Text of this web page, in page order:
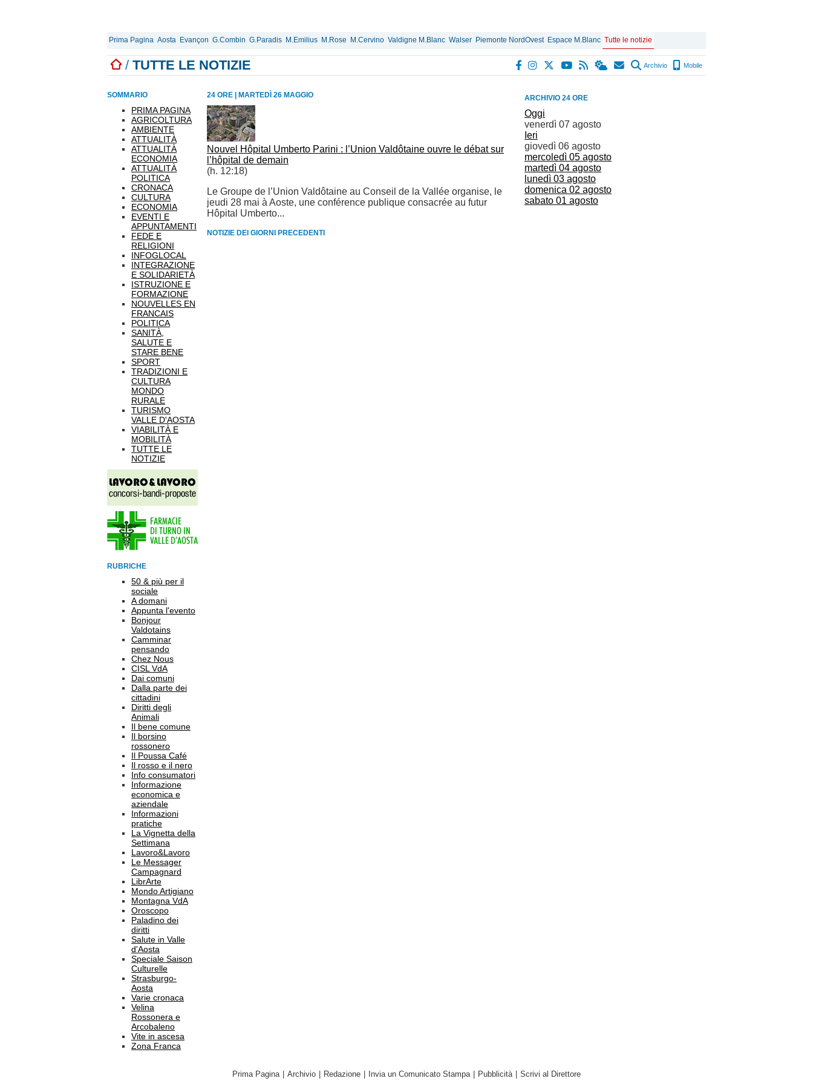
Prima Pagina Aosta Evançon G.Combin G.Paradis M.Emilius M.Rose M.Cervino Valdigne M.Blanc Walser Piemonte NordOvest Espace M.Blanc Tutte le notizie
/ TUTTE LE NOTIZIE Archivio Mobile
ARCHIVIO 24 ORE
Oggi
venerdì 07 agosto
Ieri
giovedì 06 agosto
mercoledì 05 agosto
martedì 04 agosto
lunedì 03 agosto
domenica 02 agosto
sabato 01 agosto
SOMMARIO
PRIMA PAGINA
AGRICOLTURA
AMBIENTE
ATTUALITÀ
ATTUALITÀ
ECONOMIA
ATTUALITÀ
POLITICA
CRONACA
CULTURA
ECONOMIA
EVENTI E
APPUNTAMENTI
FEDE E
RELIGIONI
INFOGLOCAL
INTEGRAZIONE
E SOLIDARIETÀ
ISTRUZIONE E
FORMAZIONE
NOUVELLES EN
FRANCAIS
POLITICA
SANITÀ,
SALUTE E
STARE BENE
SPORT
TRADIZIONI E
CULTURA
MONDO
RURALE
TURISMO
VALLE D'AOSTA
VIABILITÀ E
MOBILITÀ
TUTTE LE
NOTIZIE
RUBRICHE
50 & più per il
sociale
A domani
Appunta l'evento
Bonjour
Valdotains
Camminar
pensando
Chez Nous
CISL VdA
Dai comuni
Dalla parte dei
cittadini
Diritti degli
Animali
Il bene comune
Il borsino
rossonero
Il Poussa Café
Il rosso e il nero
Info consumatori
Informazione
economica e
aziendale
Informazioni
pratiche
La Vignetta della
Settimana
Lavoro&Lavoro
Le Messager
Campagnard
LibrArte
Mondo Artigiano
Montagna VdA
Oroscopo
Paladino dei
diritti
Salute in Valle
d'Aosta
Speciale Saison
Culturelle
Strasburgo-
Aosta
Varie cronaca
Velina
Rossonera e
Arcobaleno
Vite in ascesa
Zona Franca
24 ORE MARTEDÌ 26 MAGGIO
Nouvel Hôpital Umberto Parini : l’Union Valdôtaine ouvre le débat sur
l’hôpital de demain
(h. 12:18)
Le Groupe de l’Union Valdôtaine au Conseil de la Vallée organise, le
jeudi 28 mai à Aoste, une conférence publique consacrée au futur
Hôpital Umberto...
NOTIZIE DEI GIORNI PRECEDENTI
Prima Pagina Archivio Redazione Invia un Comunicato Stampa Pubblicità Scrivi al Direttore